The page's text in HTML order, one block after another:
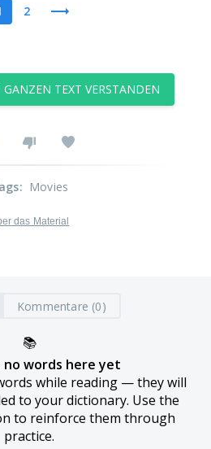
2
TEXT VERSTANDEN
: Movies
das Material
Kommentare (0)
📚
no words here yet
while reading — they will
to your dictionary. Use the
to reinforce them through
practice.